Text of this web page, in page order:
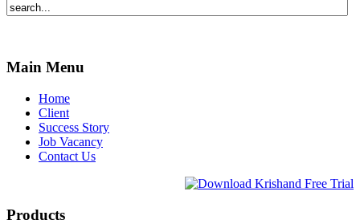
Main Menu
Home
Client
Success Story
Job Vacancy
Contact Us
Products